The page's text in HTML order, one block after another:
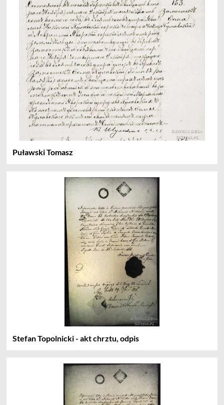
Puławski Tomasz
Stefan Topolnicki - akt chrztu, odpis